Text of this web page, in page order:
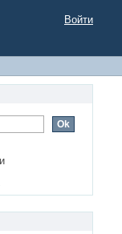
Войти